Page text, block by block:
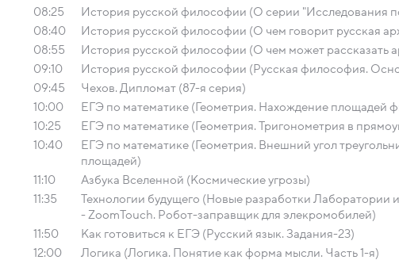
08:25
История русской философии (О серии "Исследования
08:40
История русской философии (О чем говорит русская
08:55
История русской философии (О чем может рассказать
09:10
История русской философии (Русская философия.
09:45
Чехов. Дипломат (87-я серия)
10:00
ЕГЭ по математике (Геометрия. Нахождение площадей
10:25
ЕГЭ по математике (Геометрия. Тригонометрия в
10:40
ЕГЭ по математике (Геометрия. Внешний угол
площадей)
11:10
Азбука Вселенной (Космические угрозы)
11:35
Технологии будущего (Новые разработки Лаборатории
- ZoomTouch. Робот-заправщик для элекромобилей)
11:50
Как готовиться к ЕГЭ (Русский язык. Задания-23)
12:00
Логика (Логика. Понятие как форма мысли. Часть 1-я)